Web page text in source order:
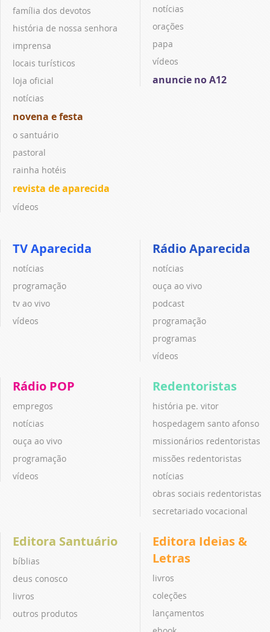
família dos devotos
história de nossa senhora
imprensa
locais turísticos
loja oficial
notícias
novena e festa
o santuário
pastoral
rainha hotéis
revista de aparecida
vídeos
notícias
orações
papa
vídeos
anuncie no A12
TV Aparecida
notícias
programação
tv ao vivo
vídeos
Rádio Aparecida
notícias
ouça ao vivo
podcast
programação
programas
vídeos
Rádio POP
empregos
notícias
ouça ao vivo
programação
vídeos
Redentoristas
história pe. vitor
hospedagem santo afonso
missionários redentoristas
missões redentoristas
notícias
obras sociais redentoristas
secretariado vocacional
Editora Santuário
bíblias
deus conosco
livros
outros produtos
Editora Ideias &
Letras
livros
coleções
lançamentos